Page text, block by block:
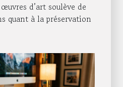
d’art soulève de
quant à la préservation